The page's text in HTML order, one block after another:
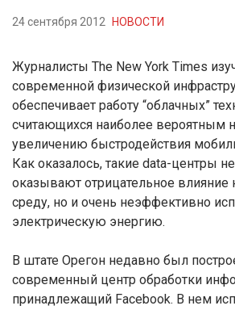
24 сентября 2012 НОВОСТИ
Журналисты The New York Times
современной физической
обеспечивает работу “облачных”
считающихся наиболее вероятным
увеличению быстродействия
Как оказалось, такие data-центры
оказывают отрицательное
среду, но и очень неэффективно
электрическую энергию.
В штате Орегон недавно был
современный центр обработки
принадлежащий Facebook. В нем